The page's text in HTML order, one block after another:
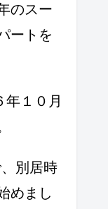
のスー
ートを
１０月
別居時
めまし